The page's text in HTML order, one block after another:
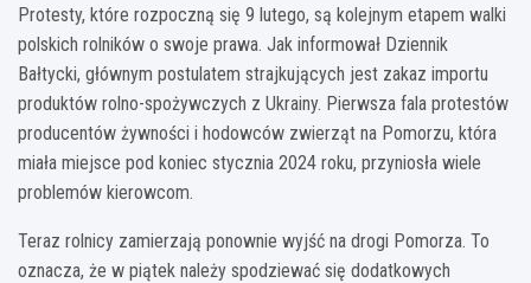
Protesty, które rozpoczną się 9 lutego, są kolejnym etapem walki
polskich rolników o swoje prawa. Jak informował Dziennik
Bałtycki, głównym postulatem strajkujących jest zakaz importu
produktów rolno-spożywczych z Ukrainy. Pierwsza fala protestów
producentów żywności i hodowców zwierząt na Pomorzu, która
miała miejsce pod koniec stycznia 2024 roku, przyniosła wiele
problemów kierowcom.
Teraz rolnicy zamierzają ponownie wyjść na drogi Pomorza. To
oznacza, że w piątek należy spodziewać się dodatkowych